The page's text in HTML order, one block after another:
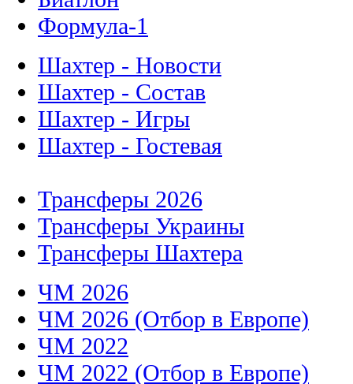
Формула-1
Шахтер - Новости
Шахтер - Состав
Шахтер - Игры
Шахтер - Гостевая
Трансферы 2026
Трансферы Украины
Трансферы Шахтера
ЧМ 2026
ЧМ 2026 (Отбор в Европе)
ЧМ 2022
ЧМ 2022 (Отбор в Европе)